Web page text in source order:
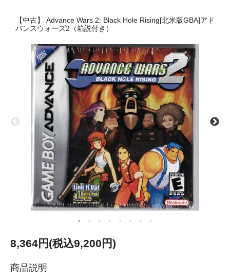
【中古】 Advance Wars 2: Black Hole Rising[北米版GBA]アド
バンスウォーズ2（箱説付き）
8,364円(税込9,200円)
商品説明